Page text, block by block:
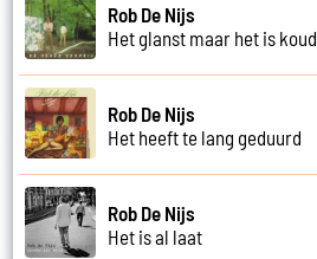
Rob De Nijs
Het glanst maar het is koud
Rob De Nijs
Het heeft te lang geduurd
Rob De Nijs
Het is al laat